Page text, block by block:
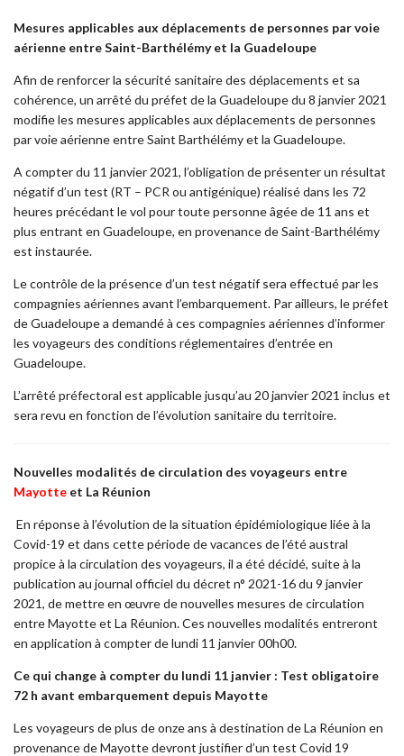
Mesures applicables aux déplacements de personnes par voie
aérienne entre Saint-Barthélémy et la Guadeloupe
Afin de renforcer la sécurité sanitaire des déplacements et sa
cohérence, un arrêté du préfet de la Guadeloupe du 8 janvier 2021
modifie les mesures applicables aux déplacements de personnes
par voie aérienne entre Saint Barthélémy et la Guadeloupe.
A compter du 11 janvier 2021, l’obligation de présenter un résultat
négatif d’un test (RT – PCR ou antigénique) réalisé dans les 72
heures précédant le vol pour toute personne âgée de 11 ans et
plus entrant en Guadeloupe, en provenance de Saint-Barthélémy
est instaurée.
Le contrôle de la présence d’un test négatif sera effectué par les
compagnies aériennes avant l’embarquement. Par ailleurs, le préfet
de Guadeloupe a demandé à ces compagnies aériennes d’informer
les voyageurs des conditions réglementaires d’entrée en
Guadeloupe.
L’arrêté préfectoral est applicable jusqu’au 20 janvier 2021 inclus et
sera revu en fonction de l’évolution sanitaire du territoire.
Nouvelles modalités de circulation des voyageurs entre
Mayotte et La Réunion
En réponse à l’évolution de la situation épidémiologique liée à la
Covid-19 et dans cette période de vacances de l’été austral
propice à la circulation des voyageurs, il a été décidé, suite à la
publication au journal officiel du décret n° 2021-16 du 9 janvier
2021, de mettre en œuvre de nouvelles mesures de circulation
entre Mayotte et La Réunion. Ces nouvelles modalités entreront
en application à compter de lundi 11 janvier 00h00.
Ce qui change à compter du lundi 11 janvier : Test obligatoire
72 h avant embarquement depuis Mayotte
Les voyageurs de plus de onze ans à destination de La Réunion en
provenance de Mayotte devront justifier d’un test Covid 19